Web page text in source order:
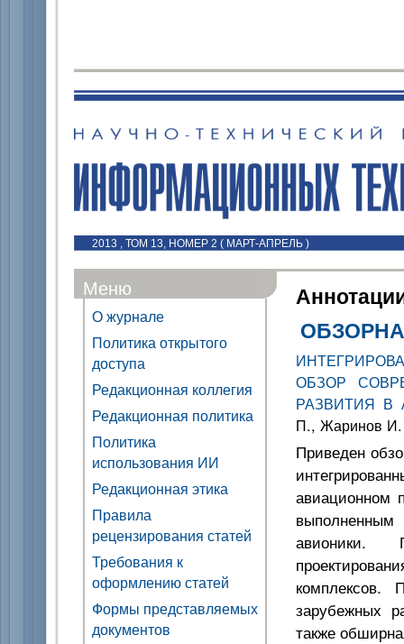
2013 , ТОМ 13, НОМЕР 2 ( МАРТ-АПРЕЛЬ )
Меню
О журнале
Политика открытого
доступа
Редакционная коллегия
Редакционная политика
Политика
использования ИИ
Редакционная этика
Правила
рецензирования статей
Требования к
оформлению статей
Формы представляемых
документов
ОБЗОР
РАЗВИТИЯ В
П., Жаринов
Приведен
авиационном
авионики.
комплексов.
зарубежных
также